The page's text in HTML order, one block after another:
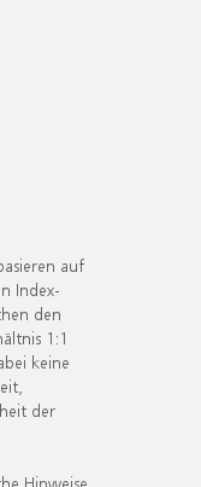
auf
Index-
den
1:1
keine
der